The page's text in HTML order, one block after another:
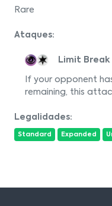
Rare
Ataques:
Limit Break
If your opponent
remaining, this
Legalidades:
Standard Expanded